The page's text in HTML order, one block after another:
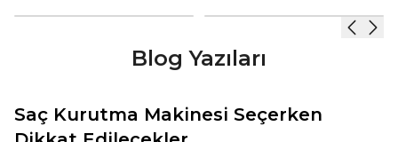
Blog Yazıları
Saç Kurutma Makinesi Seçerken